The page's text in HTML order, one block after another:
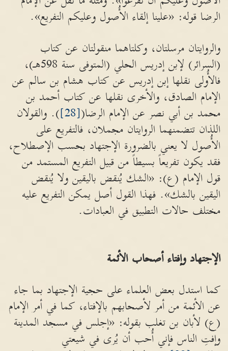
الرضا قوله: «علينا إلقاء الأُصول وعليكم التفريع».
والروايتان مرسلتان، وكلتاهما منقولتان عن كتاب
(السرائر) لإبن إدريس الحلي (المتوفى سنة 598هـ)،
فالأُولى نقلها إبن إدريس عن كتاب هشام بن سالم عن
الإمام الصادق، والأخرى نقلها عن كتاب أحمد بن
محمد بن أبي نصر عن الإمام الرضا([28]
). والقولان
اللذان تتضمنهما الروايتان مجملان، فالتفريع على
الأُصول لا يعني بالضرورة الإجتهاد بحسب الإصطلاح،
فقد يكون تفريعاً بسيطاً من قبيل التفريع المستمد من
قول الإمام (ع): «الشك يُنقض باليقين ولا يُنقض
اليقين بالشك». فهذا القول أصل يمكن التفريع عليه
مختلف حالات التطبيق في العبادات.
الإجتهاد وإفتاء أصحاب الأئمة
كما استدل بعض العلماء على حجية الإجتهاد بما جاء
عن الأئمة من أمر لأصحابهم بالإفتاء، كما في أمر الإمام
(ع) لأبان بن تغلب بقوله: «إجلس في مسجد المدينة
وإفتِ الناس فإني أُحب أن يُرى في شيعتي